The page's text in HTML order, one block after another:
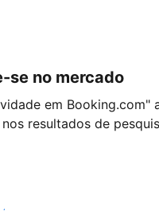
se no mercado
em Booking.com"
resultados de
mesmo